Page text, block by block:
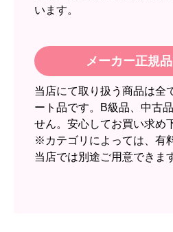
2026年6月30日 23:50
欲しい商品をスムーズに注文で
はい
ショップからの連絡や対応は適
無回答
予定の期日までに商品が届きまし
います。
メーカー正規
当店にて取り扱う商品は全
ート品です。B級品、中古
せん。安心してお買い求め
※カテゴリによっては、有
当店では別途ご用意できま